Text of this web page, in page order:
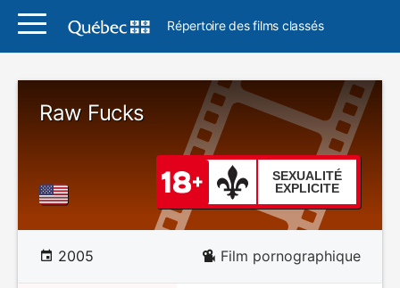
Répertoire des films classés
Raw Fucks
SEXUALITÉ
EXPLICITE
2005 Film pornographique